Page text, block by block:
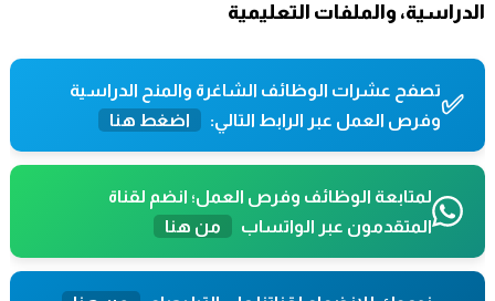
الدراسية، والملفات التعليمية
✅تصفح عشرات الوظائف الشاغرة والمنح الدراسية
وفرص العمل عبر الرابط التالي:
اضغط هنا
لمتابعة الوظائف وفرص العمل؛ انضم لقناة
المتقدمون عبر الواتساب
من هنا